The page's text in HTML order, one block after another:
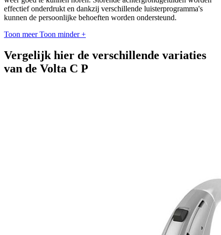
effectief onderdrukt en dankzij verschillende luisterprogramma's
kunnen de persoonlijke behoeften worden ondersteund.
Toon meer Toon minder +
Vergelijk hier de verschillende variaties
van de Volta C P